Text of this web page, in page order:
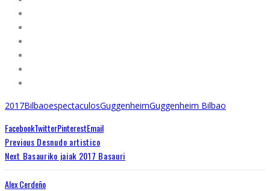
2017BilbaoespectaculosGuggenheimGuggenheim Bilbao
FacebookTwitterPinterestEmail
Previous Desnudo artistico
Next Basauriko jaiak 2017 Basauri
Alex Cerdeño